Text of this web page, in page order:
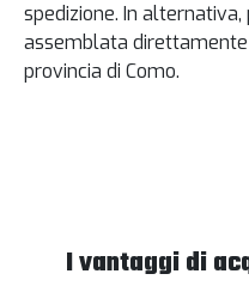
spedizione. In
assemblata
provincia di Como.
I vantaggi di